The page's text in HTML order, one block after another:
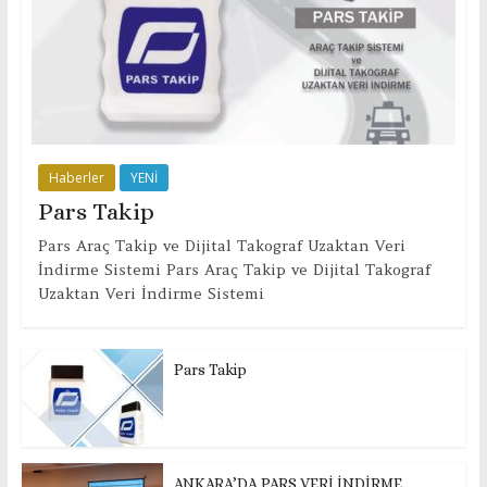
Haberler YENİ
Pars Takip
Pars Araç Takip ve Dijital Takograf Uzaktan Veri
İndirme Sistemi Pars Araç Takip ve Dijital Takograf
Uzaktan Veri İndirme Sistemi
Pars Takip
ANKARA’DA PARS VERİ İNDİRME